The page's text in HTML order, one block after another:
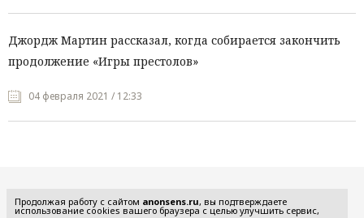
Джордж Мартин рассказал, когда собирается закончить
продолжение «Игры престолов»
04 февраля 2021 / 12:33
Продолжая работу с сайтом anonsens.ru, вы подтверждаете
использование cookies вашего браузера с целью улучшить сервис,